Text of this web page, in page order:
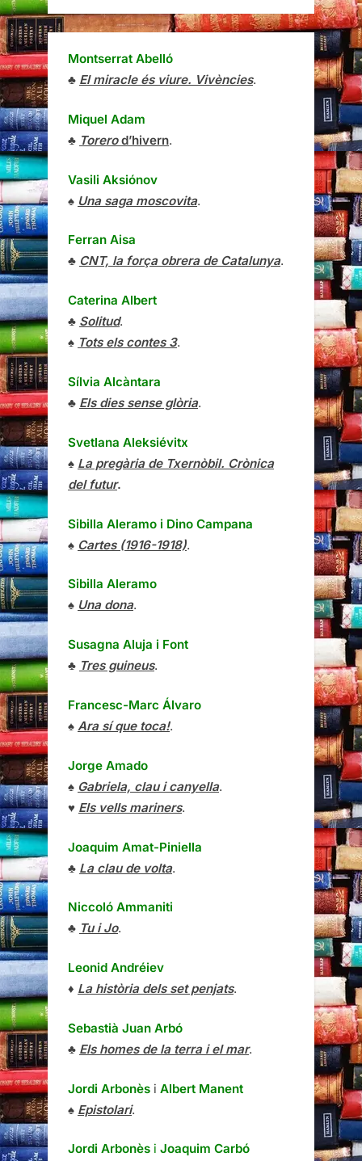
Montserrat Abelló
♣ El miracle és viure. Vivències.
Miquel Adam
♣ Torerod’hivern.
Vasili Aksiónov
♠ Una saga moscovita.
Ferran Aisa
♣ CNT, la força obrera de Catalunya.
Caterina Albert
♣ Solitud.
♠ Tots els contes 3.
Sílvia Alcàntara
♣ Els dies sense glòria.
Svetlana Aleksiévitx
♠ La pregària de Txernòbil. Crònica
del futur.
Sibilla Aleramo i Dino Campana
♠ Cartes (1916-1918).
Sibilla Aleramo
♠ Una dona.
Susagna Aluja i Font
♣ Tres guineus.
Francesc-Marc Álvaro
♠ Ara sí que toca!.
Jorge Amado
♠ Gabriela, clau i canyella.
♥ Els vells mariners.
Joaquim Amat-Piniella
♣ La clau de volta.
Niccoló Ammaniti
♣ Tu i Jo.
Leonid Andréiev
♦ La història dels set penjats.
Sebastià Juan Arbó
♣ Els homes de la terra i el mar.
Jordi Arbonès i Albert Manent
♠ Epistolari.
Jordi Arbonès i Joaquim Carbó